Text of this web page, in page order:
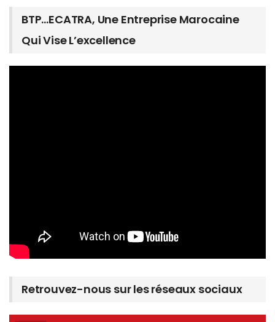
BTP…ECATRA, Une Entreprise Marocaine
Qui Vise L’excellence
Retrouvez-nous sur les réseaux sociaux